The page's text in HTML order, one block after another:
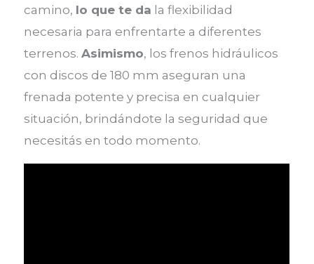
camino, lo que te da la flexibilidad
necesaria para enfrentarte a diferentes
terrenos.Asimismo, los frenos hidráulicos
con discos de 180 mm aseguran una
frenada potente y precisa en cualquier
situación, brindándote la seguridad que
necesitás en todo momento.